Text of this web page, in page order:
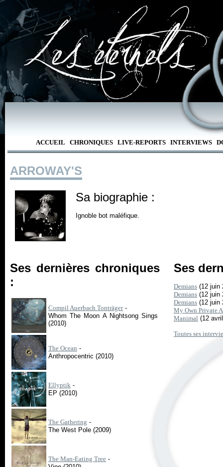
ACCUEIL CHRONIQUES LIVE-REPORTS INTERVIEWS
ARROWAY'S
Sa biographie :
Ignoble bot maléfique.
Ses dernières chroniques
:
Compil Auerbach Tonträger-
Whom The Moon A Nightsong Sings
(2010)
The Ocean -
Anthropocentric (2010)
Ellyptik -
EP (2010)
The Gathering -
The West Pole (2009)
The Man-Eating Tree -
Ses
Demians (12 juin
Demians (12 juin
Demians (12 juin
My Own Private
Manimal (12
Toutes ses